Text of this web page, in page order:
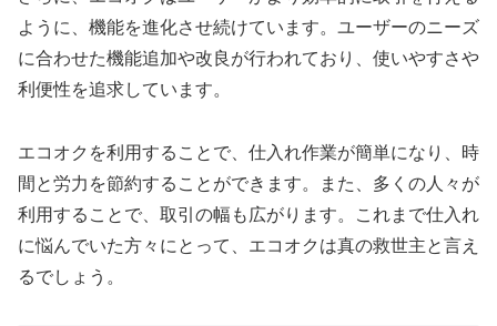
ように、機能を進化させ続けています。ユーザーのニーズ
に合わせた機能追加や改良が行われており、使いやすさや
利便性を追求しています。
エコオクを利用することで、仕入れ作業が簡単になり、時
間と労力を節約することができます。また、多くの人々が
利用することで、取引の幅も広がります。これまで仕入れ
に悩んでいた方々にとって、エコオクは真の救世主と言え
るでしょう。